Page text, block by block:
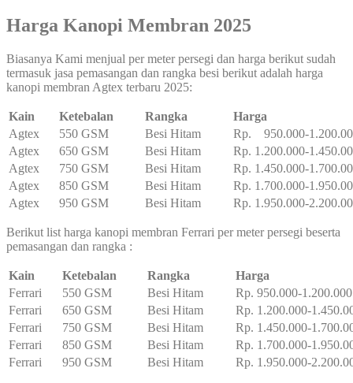
Harga Kanopi Membran 2025
Biasanya Kami menjual per meter persegi dan harga berikut sudah
termasuk jasa pemasangan dan rangka besi berikut adalah harga
kanopi membran Agtex terbaru 2025:
Kain Ketebalan Rangka
Harga
Agtex
550 GSM Besi Hitam
Rp. 950.000-
Agtex
650 GSM Besi Hitam
Rp. 1.200.000-
Agtex
750 GSM Besi Hitam
Rp. 1.450.000-
Agtex
850 GSM Besi Hitam
Rp. 1.700.000-
Agtex
950 GSM Besi Hitam Rp. 1.950.000-
Berikut list harga kanopi membran Ferrari per meter persegi beserta
pemasangan dan rangka :
Kain Ketebalan Rangka
Harga
Ferrari
550 GSM Besi Hitam
Rp. 950.000-1.200.000
Ferrari
650 GSM Besi Hitam
Rp. 1.200.000-
Ferrari
750 GSM Besi Hitam
Rp. 1.450.000-
Ferrari
850 GSM Besi Hitam
Rp. 1.700.000-
Ferrari
950 GSM Besi Hitam Rp. 1.950.000-